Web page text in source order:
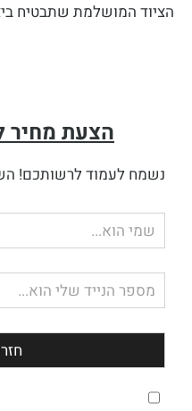
הציוד המושלמת שתבטיח
הצעת מחיר
נשמח לעמוד לרשותכם!
שם
מלא
טלפון